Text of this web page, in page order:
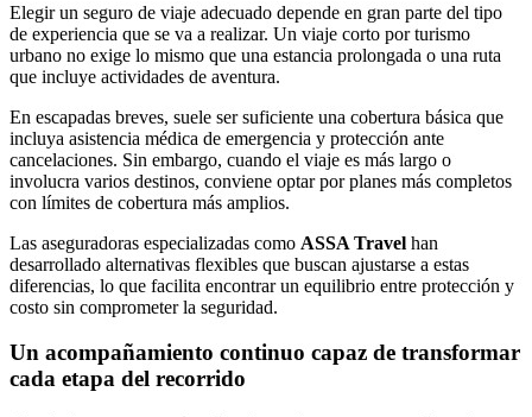
Elegir un seguro de viaje adecuado depende en gran parte del tipo
de experiencia que se va a realizar. Un viaje corto por turismo
urbano no exige lo mismo que una estancia prolongada o una ruta
que incluye actividades de aventura.
En escapadas breves, suele ser suficiente una cobertura básica que
incluya asistencia médica de emergencia y protección ante
cancelaciones. Sin embargo, cuando el viaje es más largo o
involucra varios destinos, conviene optar por planes más completos
con límites de cobertura más amplios.
Las aseguradoras especializadas como ASSA Travel han
desarrollado alternativas flexibles que buscan ajustarse a estas
diferencias, lo que facilita encontrar un equilibrio entre protección y
costo sin comprometer la seguridad.
Un acompañamiento continuo capaz de transformar
cada etapa del recorrido